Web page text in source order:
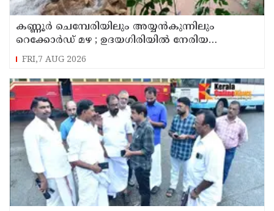
കണ്ണൂർ ചെമ്പേരിയിലും അയ്യൻകുന്നിലും
റെക്കോർഡ് മഴ ; ഉദയഗിരിയിൽ നേരിയ
ഉരുൾപൊട്ടൽ; 13 പേരെ ക്യാമ്പിലേക്ക് മാറ്റി
FRI,7 AUG 2026